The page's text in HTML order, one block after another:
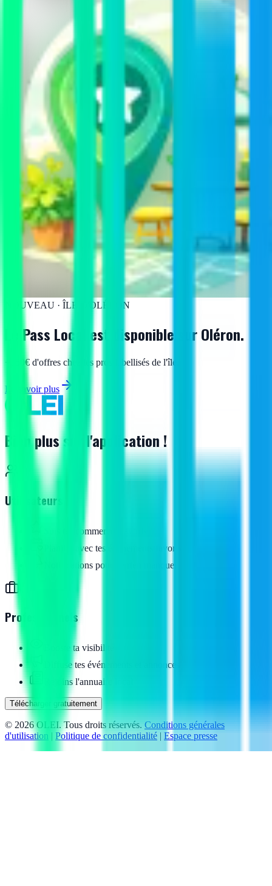
NOUVEAU · ÎLE D'OLÉRON
Le Pass Local est disponible sur Oléron.
+150€ d'offres chez les pros labellisés de l'île.
En savoir plus
Bien plus sur l'application !
Utilisateurs
Suis tes commerces favoris
Planifie avec tes événements favoris
Notifications pour ne rien manquer
Professionnels
Booste ta visibilité
Diffuse tes événements et annonces
Rejoins l'annuaire local
Télécharger gratuitement
© 2026OLEI. Tous droits réservés. Conditions générales
d'utilisation | Politique de confidentialité | Espace presse